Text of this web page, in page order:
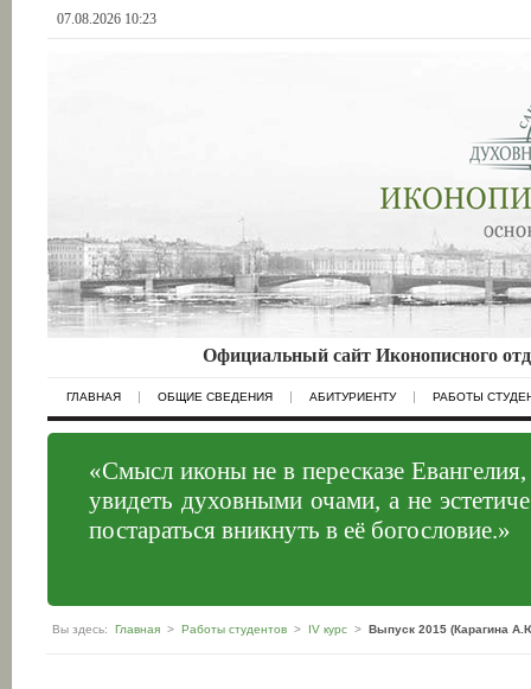
07.08.2026 10:23
Официальный сайт Иконописного
ГЛАВНАЯ ОБЩИЕ СВЕДЕНИЯ АБИТУРИЕНТУ РАБОТЫ
«Смысл иконы не в пересказе
увидеть духовными очами, а не
постараться вникнуть в её богословие.»
Вы здесь: Главная > Работы студентов > IV курс > Выпуск 2015 (Карагина